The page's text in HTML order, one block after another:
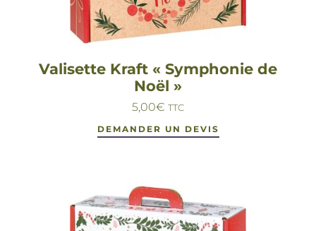
Valisette Kraft « Symphonie de
Noël »
5,00€ TTC
DEMANDER UN DEVIS